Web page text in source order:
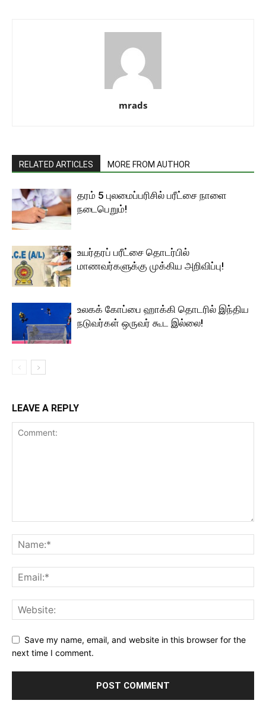
mrads
RELATED ARTICLES MORE FROM AUTHOR
தரம் 5 புலமைப்பரிசில் பரீட்சை நாளை
நடைபெறும்!
உயர்தரப் பரீட்சை தொடர்பில்
மாணவர்களுக்கு முக்கிய அறிவிப்பு!
உலகக் கோப்பை ஹாக்கி தொடரில் இந்திய
நடுவர்கள் ஒருவர் கூட இல்லை!
LEAVE A REPLY
Save my name, email, and website in this browser for the
next time I comment.